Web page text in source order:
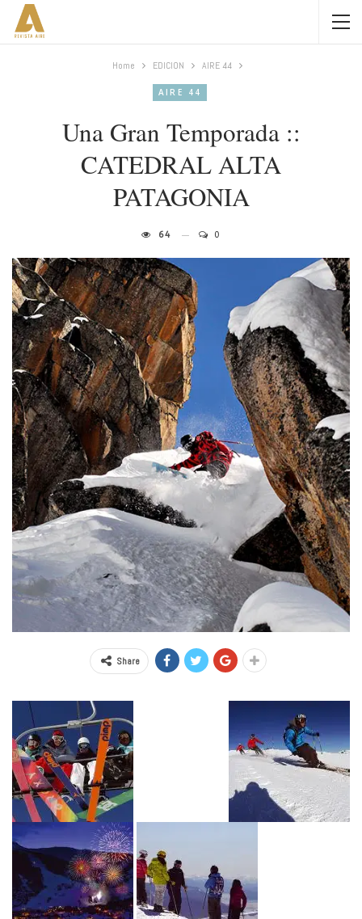
Home EDICION AIRE 44
AIRE 44
Una Gran Temporada ::
CATEDRAL ALTA
PATAGONIA
64 0
Share